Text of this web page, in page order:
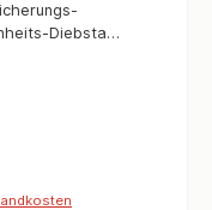
Diebstahl
der